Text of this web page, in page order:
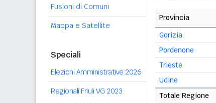
Fusioni di Comuni
Mappa e Satellite
Speciali
Elezioni Amministrative 2026
Regionali Friuli VG 2023
Provincia
Gorizia
Pordenone
Trieste
Udine
Totale Regione